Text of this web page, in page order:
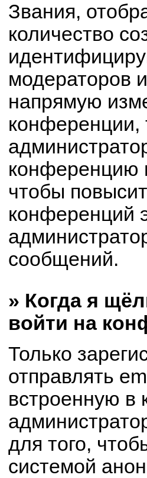
Звания,
количество
модераторов
напрямую
конференции,
конференцию
чтобы
конференций
сообщений.
» Когда я
войти на
Только
отправлять
встроенную в
для того,
системой